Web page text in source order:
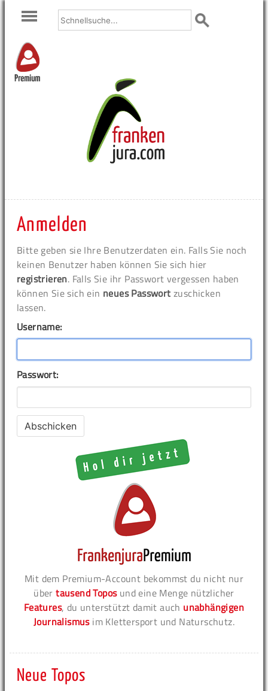
Premium
Anmelden
Bitte geben sie Ihre Benutzerdaten ein. Falls Sie noch
keinen Benutzer haben können Sie sich hier
registrieren. Falls Sie ihr Passwort vergessen haben
können Sie sich ein neues Passwort zuschicken
lassen.
Username:
Passwort:
Mit dem Premium-Account bekommst du nicht nur
übertausend Toposund eine Menge nützlicher
Features, du unterstützt damit auch unabhängigen
Journalismusim Klettersport und Naturschutz.
Neue Topos